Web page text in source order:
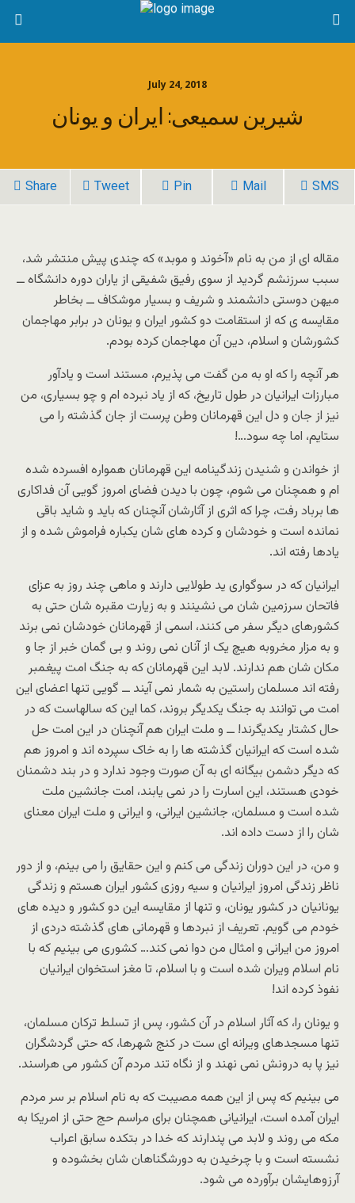
July 24, 2018
شیرین سمیعی: ایران و یونان
Share Tweet Pin Mail SMS
مقاله ای از من به نام «آخوند و موبد» که چندی پیش منتشر شد،
سبب سرزنشم گردید از سوی رفیق شفیقی از یاران دوره دانشگاه ــ
میهن دوستی دانشمند و شریف و بسیار موشکاف ــ بخاطر
مقایسه ی که از استقامت دو کشور ایران و یونان در برابر مهاجمان
کشورشان و اسلام، دین آن مهاجمان کرده بودم.
هر آنچه را که او به من گفت می پذیرم، مستند است و یادآور
مبارزات ایرانیان در طول تاریخ، که از یاد نبرده ام و چو بسیاری، من
نیز از جان و دل این قهرمانان وطن پرست از جان گذشته را می
ستایم، اما چه سود…!
از خواندن و شنیدن زندگینامه این قهرمانان همواره افسرده شده
ام و همچنان می شوم، چون با دیدن فضای امروز گویی آن فداکاری
ها برباد رفت، چرا که اثری از آثارشان آنچنان که باید و شاید باقی
نمانده است و خودشان و کرده های شان یکباره فراموش شده و از
یادها رفته اند.
ایرانیان که در سوگواری ید طولایی دارند و ماهی چند روز به عزای
فاتحان سرزمین شان می نشینند و به زیارت مقبره شان حتی به
کشورهای دیگر سفر می کنند، اسمی از قهرمانان خودشان نمی برند
و به مزار مخروبه هیچ یک از آنان نمی روند و بی گمان خبر از جا و
مکان شان هم ندارند. لابد این قهرمانان که به جنگ امت پیغمبر
رفته اند مسلمان راستین به شمار نمی آیند ــ گویی تنها اعضای این
امت می توانند به جنگ یکدیگر بروند، کما این که سالهاست که در
حال کشتار یکدیگرند! ــ و ملت ایران هم آنچنان در این امت حل
شده است که ایرانیان گذشته ها را به خاک سپرده اند و امروز هم
که دیگر دشمن بیگانه ای به آن صورت وجود ندارد و در بند دشمنان
خودی هستند، این اسارت را در نمی یابند، امت جانشین ملت
شده است و مسلمان، جانشین ایرانی، و ایرانی و ملت ایران معنای
شان را از دست داده اند.
و من، در این دوران زندگی می کنم و این حقایق را می بینم، و از دور
ناظر زندگی امروز ایرانیان و سیه روزی کشور ایران هستم و زندگی
یونانیان در کشور یونان، و تنها از مقایسه این دو کشور و دیده های
خودم می گویم. تعریف از نبردها و قهرمانی های گذشته دردی از
امروز من ایرانی و امثال من دوا نمی کند… کشوری می بینیم که با
نام اسلام ویران شده است و با اسلام، تا مغز استخوان ایرانیان
نفوذ کرده اند!
و یونان را، که آثار اسلام در آن کشور، پس از تسلط ترکان مسلمان،
تنها مسجدهای ویرانه ای ست در کنج شهرها، که حتی گردشگران
نیز پا به درونش نمی نهند و از نگاه تند مردم آن کشور می هراسند.
می بینیم که پس از این همه مصیبت که به نام اسلام بر سر مردم
ایران آمده است، ایرانیانی همچنان برای مراسم حج حتی از امریکا به
مکه می روند و لابد می پندارند که خدا در بتکده سابق اعراب
نشسته است و با چرخیدن به دورشگناهان شان بخشوده و
آرزوهایشان برآورده می شود.